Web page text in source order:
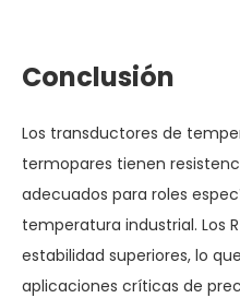
Conclusión
Los transductores de
termopares tienen
adecuados para roles
temperatura industrial. Los
estabilidad superiores, lo
aplicaciones críticas de